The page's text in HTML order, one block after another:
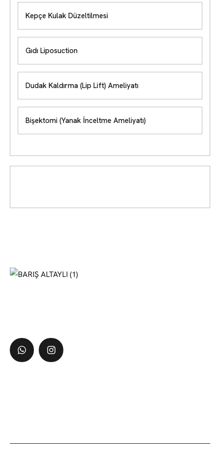
Kepçe Kulak Düzeltilmesi
Gıdı Liposuction
Dudak Kaldırma (Lip Lift) Ameliyatı
Bişektomi (Yanak İnceltme Ameliyatı)